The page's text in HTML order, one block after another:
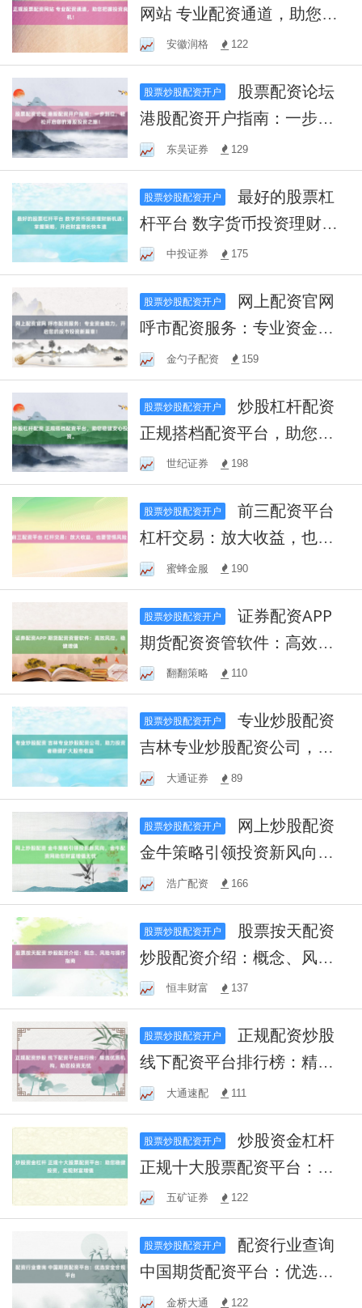
网站 专业配资通道，助您把
握投资良机！
安徽润格 122
股票炒股配资开户
港股配资开户指南：一步到
位，轻松开启您的港股投资
之旅！
东吴证券 129
股票炒股配资开户
最好的股票杠
杆平台 数字货币投资理财新
机遇：掌握策略，开启财富
增长快车道
中投证券 175
股票炒股配资开户
呼市配资服务：专业资金助
力，开启您的股市投资新篇
章！
金勺子配资 159
股票炒股配资开户
炒股杠杆配资
正规搭档配资平台，助您稳
健安心投资。
世纪证券 198
股票炒股配资开户
前三配资平台
杠杆交易：放大收益，也要
警惕风险！
蜜蜂金服 190
股票炒股配资开户
证券配资APP
期货配资资管软件：高效风
控，稳健增值
翻翻策略 110
股票炒股配资开户
专业炒股配资
吉林专业炒股配资公司，助
力投资者稳健扩大股市收益
大通证券 89
股票炒股配资开户
金牛策略引领投资新风向，
金牛配资网助您财富增值无
忧
浩广配资 166
股票炒股配资开户
炒股配资介绍：概念、风险
与操作指南
恒丰财富 137
股票炒股配资开户
线下配资平台排行榜：精选
优质机构，助您投资无忧
大通速配 111
股票炒股配资开户
炒股资金杠杆
正规十大股票配资平台：助
您稳健投资，实现财富增值
五矿证券 122
股票炒股配资开户
中国期货配资平台：优选安
全合规平台
金桥大通 122